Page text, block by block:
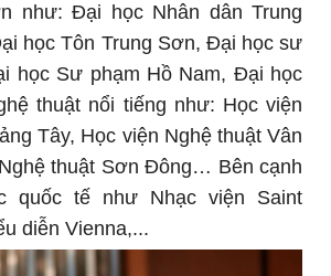
như: Đại học Nhân dân Trung
học Tôn Trung Sơn, Đại học sư
học Sư phạm Hồ Nam, Đại học
thuật nổi tiếng như: Học viện
Tây, Học viện Nghệ thuật Vân
thuật Sơn Đông… Bên cạnh
tế như Nhạc viện Saint
diễn Vienna,...